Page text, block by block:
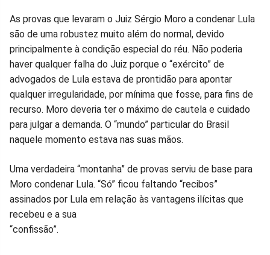
As provas que levaram o Juiz Sérgio Moro a condenar Lula
são de uma robustez muito além do normal, devido
principalmente à condição especial do réu. Não poderia
haver qualquer falha do Juiz porque o “exército” de
advogados de Lula estava de prontidão para apontar
qualquer irregularidade, por mínima que fosse, para fins de
recurso. Moro deveria ter o máximo de cautela e cuidado
para julgar a demanda. O “mundo” particular do Brasil
naquele momento estava nas suas mãos.
Uma verdadeira “montanha” de provas serviu de base para
Moro condenar Lula. “Só” ficou faltando “recibos”
assinados por Lula em relação às vantagens ilícitas que
recebeu e a sua